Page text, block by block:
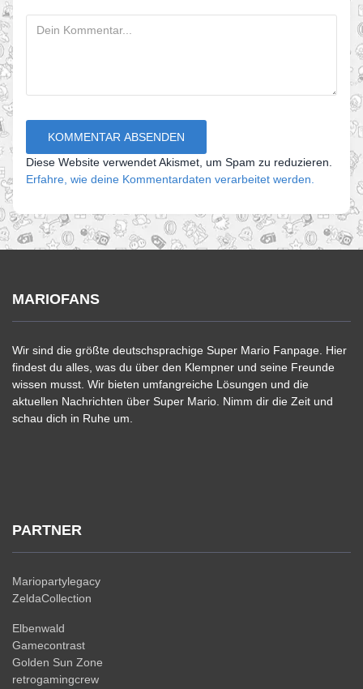
Diese Website verwendet Akismet, um Spam zu reduzieren.
Erfahre, wie deine Kommentardaten verarbeitet werden.
MARIOFANS
Wir sind die größte deutschsprachige Super Mario Fanpage. Hier
findest du alles, was du über den Klempner und seine Freunde
wissen musst. Wir bieten umfangreiche Lösungen und die
aktuellen Nachrichten über Super Mario. Nimm dir die Zeit und
schau dich in Ruhe um.
PARTNER
Mariopartylegacy
ZeldaCollection
Elbenwald
Gamecontrast
Golden Sun Zone
retrogamingcrew